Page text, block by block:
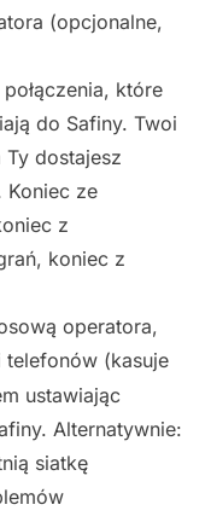
(opcjonalne,
które
do Safiny. Twoi
dostajesz
Koniec ze
z
koniec z
operatora,
telefonów (kasuje
ustawiając
Alternatywnie:
siatkę